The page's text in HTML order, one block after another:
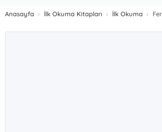
Anasayfa İlk Okuma Kitapları İlk Okuma